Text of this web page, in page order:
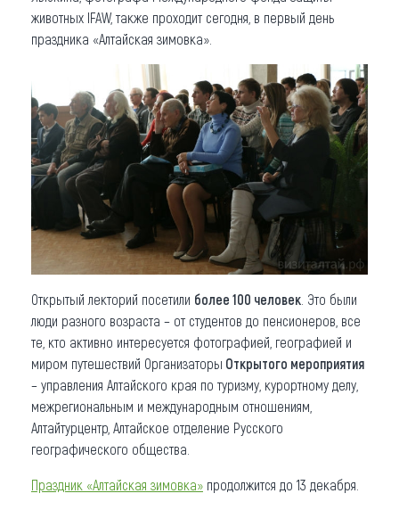
животных IFAW, также проходит сегодня, в первый день
праздника «Алтайская зимовка».
Открытый лекторий посетили более 100 человек . Это были
люди разного возраста – от студентов до пенсионеров, все
те, кто активно интересуется фотографией, географией и
миром путешествий Организаторы Открытого мероприятия
– управления Алтайского края по туризму, курортному делу,
межрегиональным и международным отношениям,
Алтайтурцентр, Алтайское отделение Русского
географического общества.
Праздник «Алтайская зимовка» продолжится до 13 декабря.